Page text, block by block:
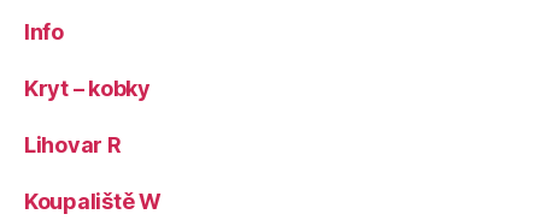
Info
Kryt – kobky
Lihovar R
Koupaliště W